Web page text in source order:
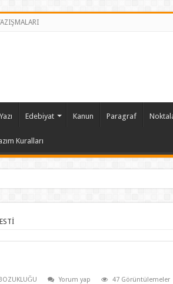
Edebiyat Kanun Paragraf
Kuralları
Yorum yap 47 Görüntülemeler